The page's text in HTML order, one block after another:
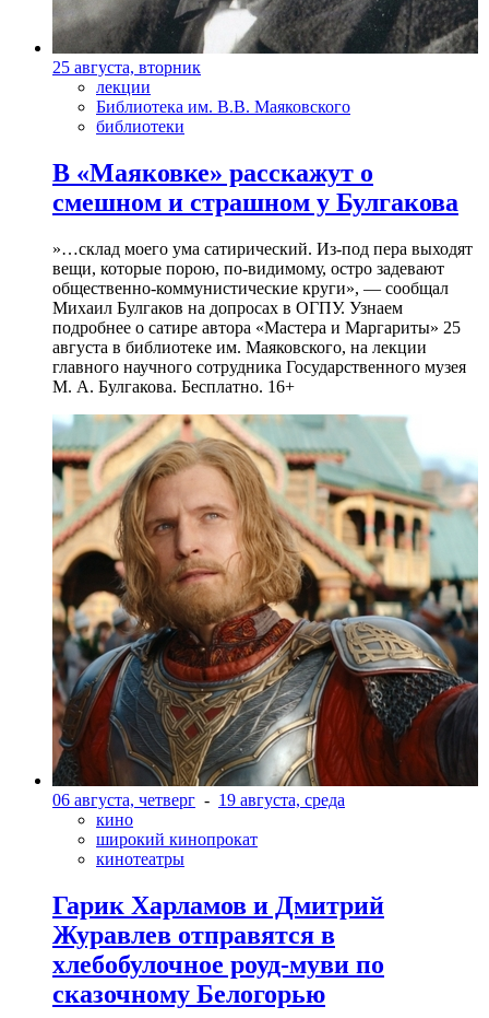
25 августа, вторник
лекции
Библиотека им. В.В. Маяковского
библиотеки
В «Маяковке» расскажут о
смешном и страшном у Булгакова
»…склад моего ума сатирический. Из-под пера выходят
вещи, которые порою, по-видимому, остро задевают
общественно-коммунистические круги», — сообщал
Михаил Булгаков на допросах в ОГПУ. Узнаем
подробнее о сатире автора «Мастера и Маргариты» 25
августа в библиотеке им. Маяковского, на лекции
главного научного сотрудника Государственного музея
М. А. Булгакова. Бесплатно. 16+
06 августа, четверг - 19 августа, среда
кино
широкий кинопрокат
кинотеатры
Гарик Харламов и Дмитрий
Журавлев отправятся в
хлебобулочное роуд-муви по
сказочному Белогорью